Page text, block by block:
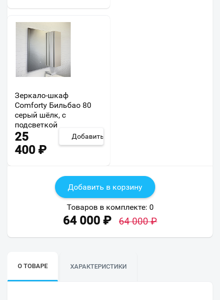
Зеркало-шкаф
Comforty Бильбао 80
серый шёлк, с
подсветкой
25
400 ₽
Добавить
Добавить в корзину
Товаров в комплекте: 0
64 000 ₽ 64 000₽
О ТОВАРЕ ХАРАКТЕРИСТИКИ